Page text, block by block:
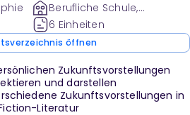
Berufliche Schule,
Gymnasium und weitere
6 Einheiten
öffnen
Zukunftsvorstellungen
und darstellen
Zukunftsvorstellungen in
Literatur